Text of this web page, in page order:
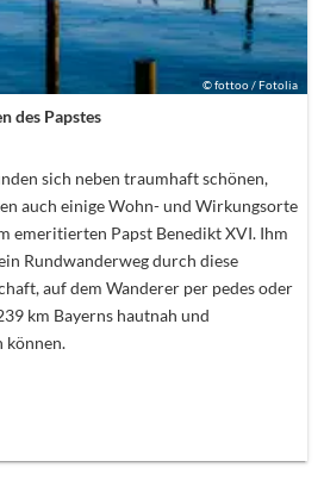
©fottoo / Fotolia
des Papstes
sich neben traumhaft schönen,
auch einige Wohn- und Wirkungsorte
emeritierten Papst Benedikt XVI. Ihm
Rundwanderweg durch diese
auf dem Wanderer per pedes oder
km Bayerns hautnah und
können.